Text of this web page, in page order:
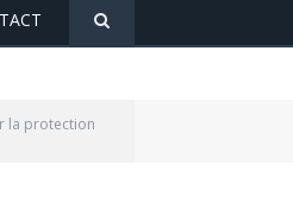
la protection